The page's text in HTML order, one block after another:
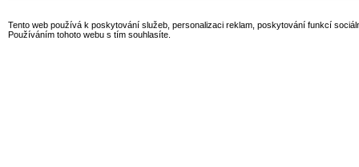
Tento web používá k poskytování služeb, personalizaci reklam, poskytování funkcí
Používáním tohoto webu s tím souhlasíte.